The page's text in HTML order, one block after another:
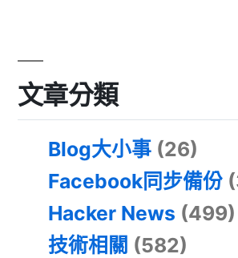
文章分類
Blog大小事 (26)
Facebook同步備份
Hacker News (499)
技術相關 (582)